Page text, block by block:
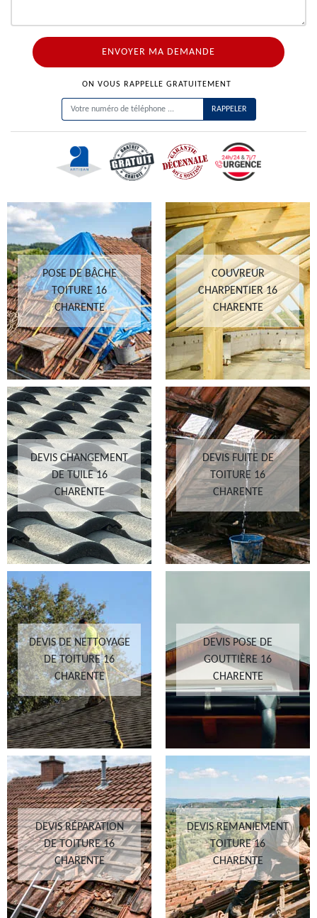
ON VOUS RAPPELLE GRATUITEMENT
POSE DE BÂCHE
TOITURE 16
CHARENTE
COUVREUR
CHARPENTIER 16
CHARENTE
DEVIS CHANGEMENT
DE TUILE 16
CHARENTE
DEVIS FUITE DE
TOITURE 16
CHARENTE
DEVIS DE NETTOYAGE
DE TOITURE 16
CHARENTE
DEVIS POSE DE
GOUTTIÈRE 16
CHARENTE
DEVIS RÉPARATION
DE TOITURE 16
CHARENTE
DEVIS REMANIEMENT
TOITURE 16
CHARENTE